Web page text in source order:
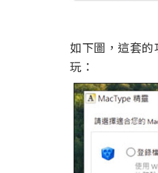
如下圖，這套
玩：